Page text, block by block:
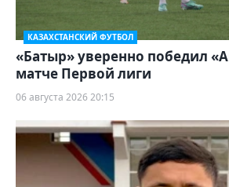
КАЗАХСТАНСКИЙ ФУТБОЛ
«Батыр» уверенно победил
матче Первой лиги
06 августа 2026 20:15